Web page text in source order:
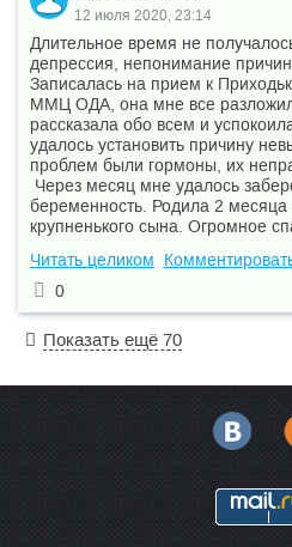
12 июля 2020, 23:14
Длительное время не
депрессия, непонимание
Записалась на прием к
ММЦ ОДА, она мне все
рассказала обо всем и
удалось установить причину
проблем были гормоны, их
Через месяц мне удалось
беременность. Родила 2 месяца
крупненького сына. Огромное
Читать целиком
0
Показать ещё 70